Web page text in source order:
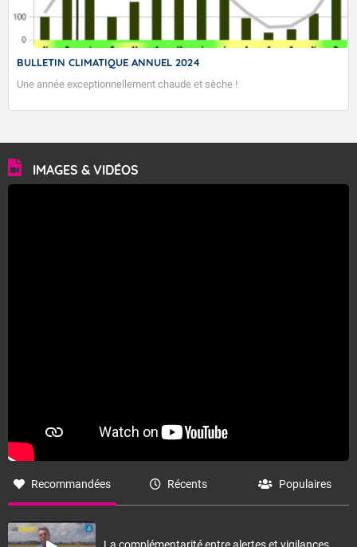
BULLETIN CLIMATIQUE ANNUEL 2024
Une année exceptionnellement chaude et sèche !
IMAGES & VIDÉOS
Recommandées Récents Populaires
La complémentarité entre alertes et vigilances